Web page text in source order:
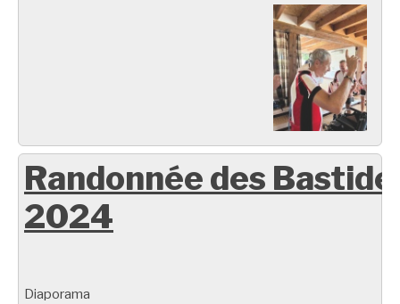
Randonnée des
2024
Diaporama